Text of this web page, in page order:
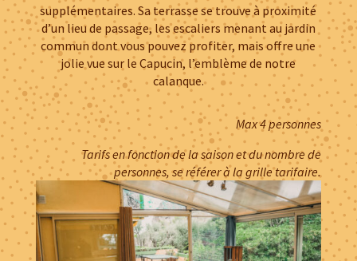
supplémentaires. Sa terrasse se trouve à proximité
d’un lieu de passage, les escaliers menant au jardin
commun dont vous pouvez profiter, mais offre une
jolie vue sur le Capucin, l’emblème de notre
calanque.
Max 4 personnes
Tarifs en fonction de la saison et du nombre de
personnes, se référer à la grille tarifaire.